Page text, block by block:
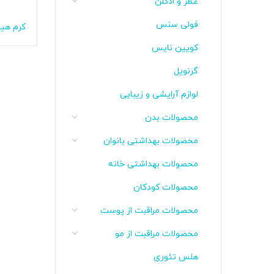
فولی سنس
کویین نایس
گرنویل
لوازم آرایشی و زیبایی
محصولات بدن
محصولات بهداشتی بانوان
محصولات بهداشتی خانه
محصولات کودکان
محصولات مراقبت از پوست
محصولات مراقبت از مو
هلس تئوری
کرم